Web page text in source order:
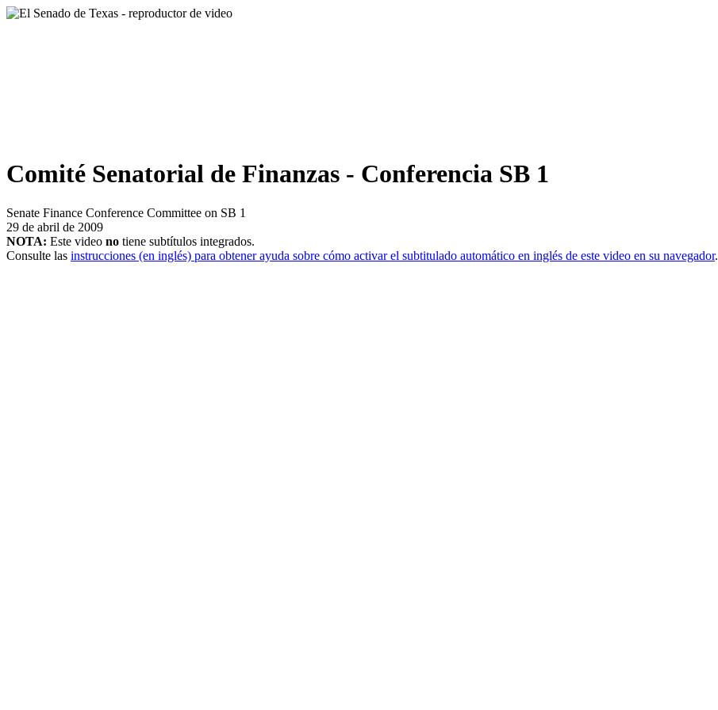
Comité Senatorial de Finanzas - Conferencia SB 1
Senate Finance Conference Committee on SB 1
29 de abril de 2009
NOTA: Este video no tiene subtítulos integrados.
Consulte las instrucciones (en inglés) para obtener ayuda sobre cómo activar el subtitulado automático en inglés de este video en su navegador.